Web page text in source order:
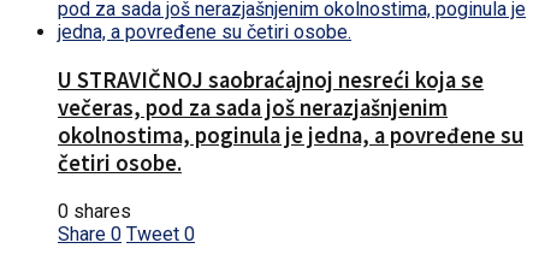
U STRAVIČNOJ saobraćajnoj nesreći koja se
večeras, pod za sada još nerazjašnjenim
okolnostima, poginula je jedna, a povređene su
četiri osobe.
0 shares
Share 0 Tweet 0